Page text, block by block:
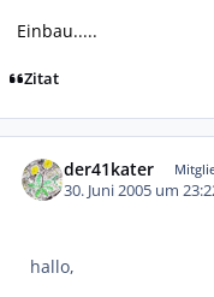
Einbau.....
Zitat
der41kater
30. Juni 2005 um
hallo,